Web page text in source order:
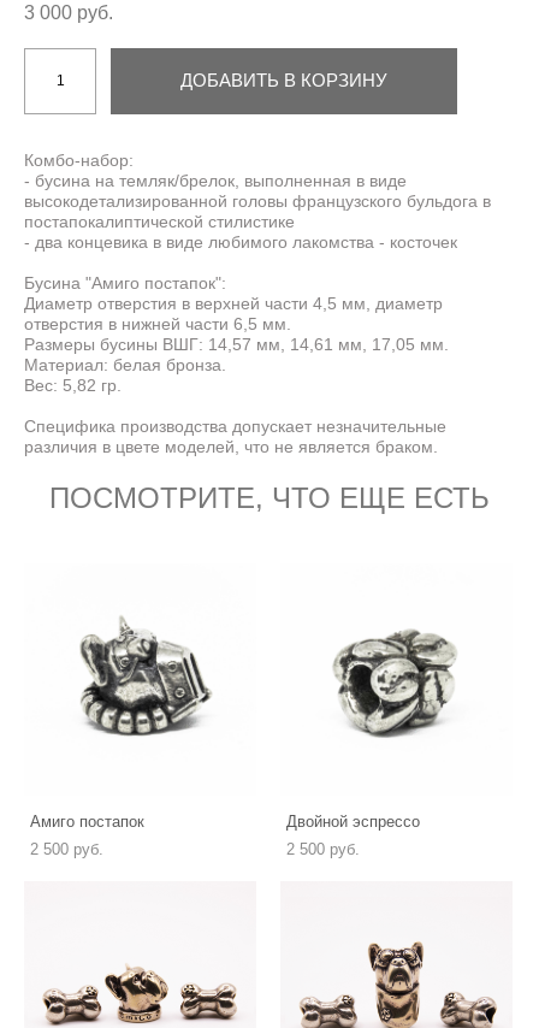
3 000 pуб.
ДОБАВИТЬ В КОРЗИНУ
Комбо-набор:
- бусина на темляк/брелок, выполненная в виде
высокодетализированной головы французского бульдога в
постапокалиптической стилистике
- два концевика в виде любимого лакомства - косточек
Бусина "Амиго постапок":
Диаметр отверстия в верхней части 4,5 мм, диаметр
отверстия в нижней части 6,5 мм.
Размеры бусины ВШГ: 14,57 мм, 14,61 мм, 17,05 мм.
Материал: белая бронза.
Вес: 5,82 гр.
Специфика производства допускает незначительные
различия в цвете моделей, что не является браком.
ПОСМОТРИТЕ, ЧТО ЕЩЕ ЕСТЬ
Амиго постапок
2 500 pуб.
Двойной эспрессо
2 500 pуб.